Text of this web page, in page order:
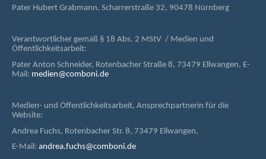
Pater Hubert Grabmann, Scharrerstraße 32, 90478 Nürnberg
Verantwortlicher gemäß § 18 Abs. 2 MStV / Medien und
Öffentlichkeitsarbeit:
Pater Anton Schneider, Rotenbacher Straße 8, 73479 Ellwangen, E-
Mail: medien@comboni.de
Medien- und Öffentlichkeitsarbeit, Ansprechpartnerin für die
Website:
Andrea Fuchs, Rotenbacher Str. 8, 73479 Ellwangen,
E-Mail: andrea.fuchs@comboni.de